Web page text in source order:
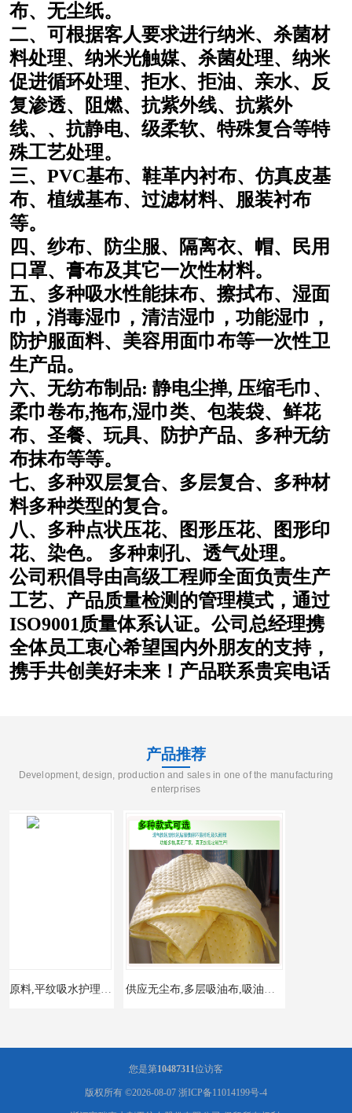
布、无尘纸。
二、可根据客人要求进行纳米、杀菌材
料处理、纳米光触媒、杀菌处理、纳米
促进循环处理、拒水、拒油、亲水、反
复渗透、阻燃、抗紫外线、抗紫外
线、、抗静电、级柔软、特殊复合等特
殊工艺处理。
三、PVC基布、鞋革内衬布、仿真皮基
布、植绒基布、过滤材料、服装衬布
等。
四、纱布、防尘服、隔离衣、帽、民用
口罩、膏布及其它一次性材料。
五、多种吸水性能抹布、擦拭布、湿面
巾，消毒湿巾，清洁湿巾，功能湿巾，
防护服面料、美容用面巾布等一次性卫
生产品。
六、无纺布制品: 静电尘掸, 压缩毛巾、
柔巾卷布,拖布,湿巾类、包装袋、鲜花
布、圣餐、玩具、防护产品、多种无纺
布抹布等等。
七、多种双层复合、多层复合、多种材
料多种类型的复合。
八、多种点状压花、图形压花、图形印
花、染色。 多种刺孔、透气处理。
公司积倡导由高级工程师全面负责生产
工艺、产品质量检测的管理模式，通过
ISO9001质量体系认证。公司总经理携
全体员工衷心希望国内外朋友的支持，
携手共创美好未来！产品联系贵宾电话
产品推荐
Development, design, production and sales in one of the manufacturing
enterprises
供应无尘布,多层吸油布,吸油垫无纺布,汽车修理用吸油无纺布
您是第10487311位访客
版权所有 ©2026-08-07 浙ICP备11014199号-4